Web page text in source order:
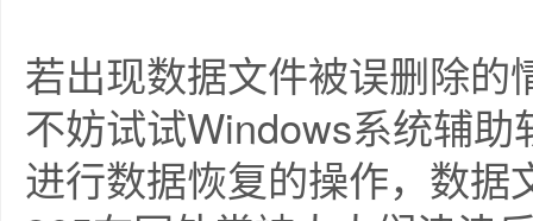
若出现数据文件被误删除
不妨试试Windows系统辅
进行数据恢复的操作，数